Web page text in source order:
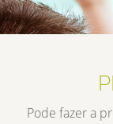
Pode fazer a